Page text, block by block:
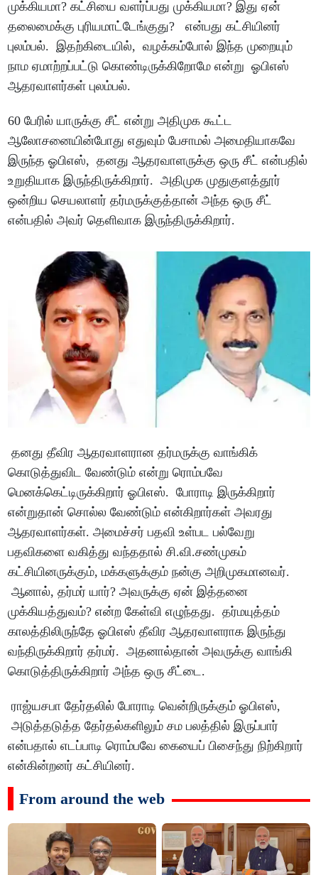
முக்கியமா? கட்சியை வளர்ப்பது முக்கியமா? இது ஏன்
தலைமைக்கு புரியமாட்டேங்குது? என்பது கட்சியினர்
புலம்பல். இதற்கிடையில், வழக்கம்போல் இந்த முறையும்
நாம ஏமாற்றப்பட்டு கொண்டிருக்கிறோமே என்று ஓபிஎஸ்
ஆதரவாளர்கள் புலம்பல்.
60 பேரில் யாருக்கு சீட் என்று அதிமுக கூட்ட
ஆலோசனையின்போது எதுவும் பேசாமல் அமைதியாகவே
இருந்த ஓபிஎஸ், தனது ஆதரவாளருக்கு ஒரு சீட் என்பதில்
உறுதியாக இருந்திருக்கிறார். அதிமுக முதுகுளத்தூர்
ஒன்றிய செயலாளர் தர்மருக்குத்தான் அந்த ஒரு சீட்
என்பதில் அவர் தெளிவாக இருந்திருக்கிறார்.
தனது தீவிர ஆதரவாளரான தர்மருக்கு வாங்கிக்
கொடுத்துவிட வேண்டும் என்று ரொம்பவே
மெனக்கெட்டிருக்கிறார் ஓபிஎஸ். போராடி இருக்கிறார்
என்றுதான் சொல்ல வேண்டும் என்கிறார்கள் அவரது
ஆதரவாளர்கள். அமைச்சர் பதவி உள்பட பல்வேறு
பதவிகளை வகித்து வந்ததால் சி.வி.சண்முகம்
கட்சியினருக்கும், மக்களுக்கும் நன்கு அறிமுகமானவர்.
ஆனால், தர்மர் யார்? அவருக்கு ஏன் இத்தனை
முக்கியத்துவம்? என்ற கேள்வி எழுந்தது. தர்மயுத்தம்
காலத்திலிருந்தே ஓபிஎஸ் தீவிர ஆதரவாளராக இருந்து
வந்திருக்கிறார் தர்மர். அதனால்தான் அவருக்கு வாங்கி
கொடுத்திருக்கிறார் அந்த ஒரு சீட்டை.
ராஜ்யசபா தேர்தலில் போராடி வென்றிருக்கும் ஓபிஎஸ்,
அடுத்தடுத்த தேர்தல்களிலும் சம பலத்தில் இருப்பார்
என்பதால் எடப்பாடி ரொம்பவே கையைப் பிசைந்து நிற்கிறார்
என்கின்றனர் கட்சியினர்.
From around the web